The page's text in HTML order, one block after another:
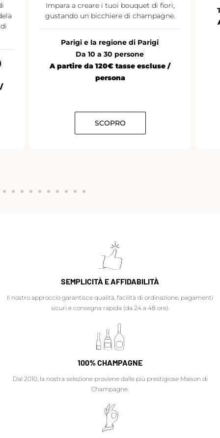
Impara a creare i tuoi bouquet di fiori,
gustando un bicchiere di champagne.
Parigi e la regione di Parigi
Da 10 a 30 persone
A partire da 120€ tasse escluse /
persona
SCOPRO
SEMPLICITÀ E AFFIDABILITÀ
Il nostro approccio garantisce qualità, facilità di ordinazione, pagamenti
sicuri e consegna rapida (da 24 a 48 ore).
100% CHAMPAGNE
Dal 2010, la nostra selezione proviene dalle più prestigiose Maison di
Champagne.